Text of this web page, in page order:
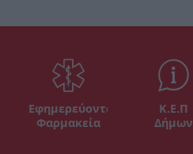
Εφημερεύοντα
Φαρμακεία
Κ.Ε.Π
Δήμων